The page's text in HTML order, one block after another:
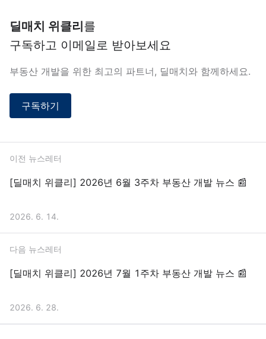
딜매치 위클리를
구독하고 이메일로 받아보세요
부동산 개발을 위한 최고의 파트너, 딜매치와 함께하세요.
구독하기
이전 뉴스레터
[딜매치 위클리] 2026년 6월 3주차 부동산 개발 뉴스 📰
2026. 6. 14.
다음 뉴스레터
[딜매치 위클리] 2026년 7월 1주차 부동산 개발 뉴스 📰
2026. 6. 28.